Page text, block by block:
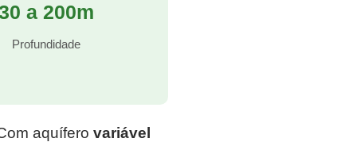
a 200m
Profundidade
aquífero variável